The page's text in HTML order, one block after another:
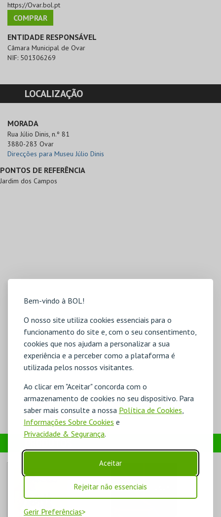
Bem-vindo à BOL!
O nosso site utiliza cookies essenciais para o
funcionamento do site e, com o seu consentimento,
cookies que nos ajudam a personalizar a sua
experiência e a perceber como a plataforma é
utilizada pelos nossos visitantes.
Ao clicar em "Aceitar" concorda com o
armazenamento de cookies no seu dispositivo. Para
saber mais consulte a nossa Política de Cookies,
Informações Sobre Cookies e
Privacidade & Segurança.
Aceitar
Rejeitar não essenciais
Gerir Preferências
https://Ovar.bol.pt
COMPRAR
ENTIDADE RESPONSÁVEL
Câmara Municipal de Ovar
NIF: 501306269
LOCALIZAÇÃO
MORADA
Rua Júlio Dinis, n.º 81
3880-283 Ovar
Direcções para Museu Júlio Dinis
PONTOS DE REFERÊNCIA
Jardim dos Campos